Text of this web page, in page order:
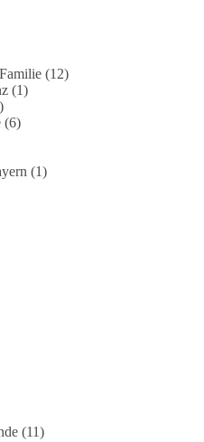
klassischen Naturschutz
zum Menschenbild,
aufwerfen. [...]
ein-angriff-auf-das-
als um eine Debatte
Naturschutz und
Gesellschaft künftig
können.
(12)
(1)
(6)
(1)
(11)